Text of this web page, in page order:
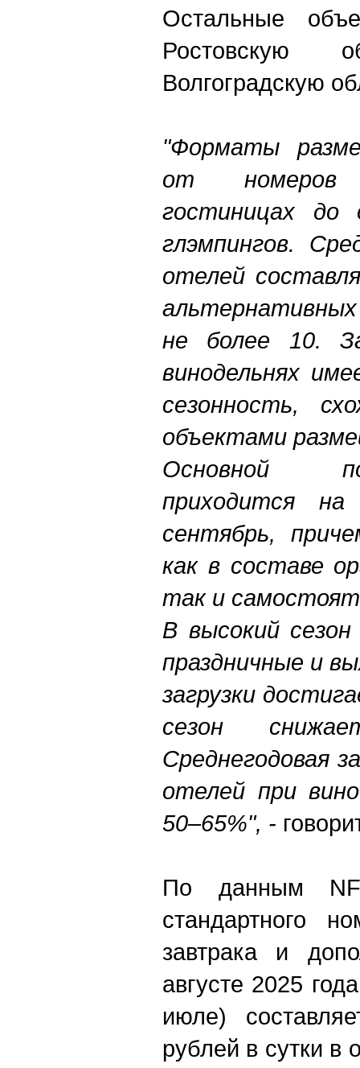
Остальные
Ростовскую
Волгоградскую
"Форматы
от номеров
гостиницах до
глэмпингов.
отелей
не более 10.
винодельнях
сезонность,
объектами
Основной
приходится
сентябрь,
как в составе
так и
В высокий
праздничные и
загрузки
сезон
Среднегодовая
отелей при
50–65%", -
По данным NF
стандартного
завтрака и
августе 2025
июле)
рублей в сутки в